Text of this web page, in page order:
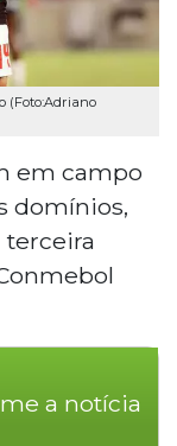
(Foto:Adriano
em campo
domínios,
terceira
a notícia